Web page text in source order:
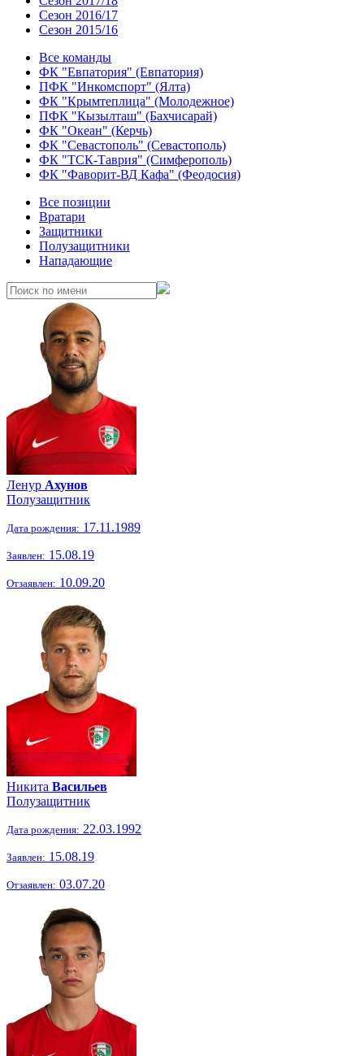
Сезон 2016/17
Сезон 2015/16
Все команды
ФК "Евпатория" (Евпатория)
ПФК "Инкомспорт" (Ялта)
ФК "Крымтеплица" (Молодежное)
ПФК "Кызылташ" (Бахчисарай)
ФК "Океан" (Керчь)
ФК "Севастополь" (Севастополь)
ФК "ТСК-Таврия" (Симферополь)
ФК "Фаворит-ВД Кафа" (Феодосия)
Все позиции
Вратари
Защитники
Полузащитники
Нападающие
Ленур Ахунов
Полузащитник
Дата рождения: 17.11.1989
Заявлен: 15.08.19
Отзаявлен: 10.09.20
Никита Васильев
Полузащитник
Дата рождения: 22.03.1992
Заявлен: 15.08.19
Отзаявлен: 03.07.20